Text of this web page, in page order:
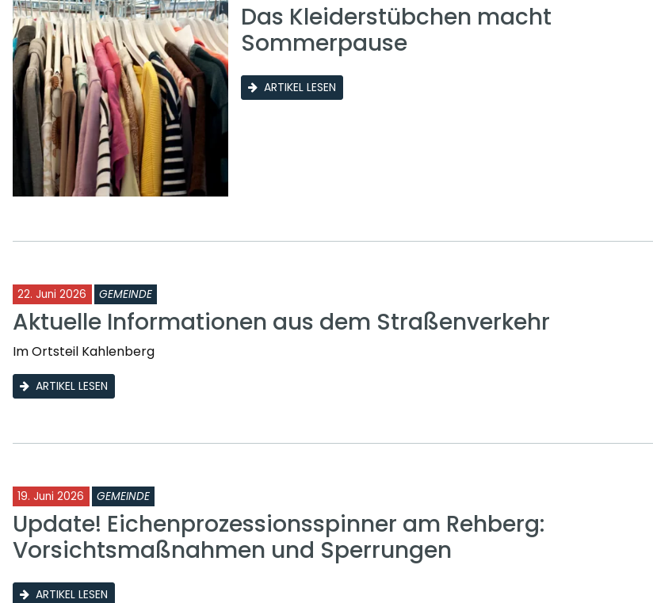
Das Kleiderstübchen macht
Sommerpause
ARTIKEL LESEN
22. Juni 2026 GEMEINDE
Aktuelle Informationen aus dem Straßenverkehr
Im Ortsteil Kahlenberg
ARTIKEL LESEN
19. Juni 2026 GEMEINDE
Update! Eichenprozessionsspinner am Rehberg:
Vorsichtsmaßnahmen und Sperrungen
ARTIKEL LESEN